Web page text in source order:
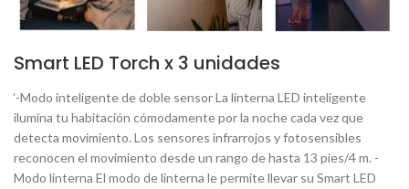
Smart LED Torch x 3 unidades
‘-Modo inteligente de doble sensor La linterna LED inteligente
ilumina tu habitación cómodamente por la noche cada vez que
detecta movimiento. Los sensores infrarrojos y fotosensibles
reconocen el movimiento desde un rango de hasta 13 pies/4 m. -
Modo linterna El modo de linterna le permite llevar su Smart LED